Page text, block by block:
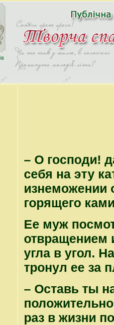
– О господи!
себя на эту
изнеможении
горящего
Ее муж
отвращением
угла в угол.
тронул ее за
– Оставь ты
раз в жизни